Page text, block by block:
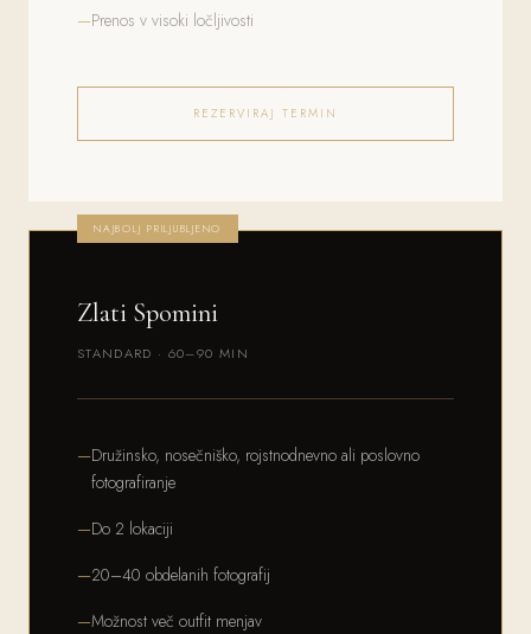
Prenos v visoki ločljivosti
REZERVIRAJ TERMIN
NAJBOLJ PRILJUBLJENO
Zlati Spomini
STANDARD · 60–90 MIN
Družinsko, nosečniško, rojstnodnevno ali poslovno
fotografiranje
Do 2 lokaciji
20–40 obdelanih fotografij
Možnost več outfit menjav